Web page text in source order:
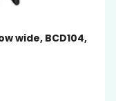
wide, BCD104,